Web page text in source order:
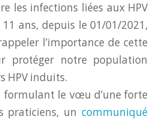
les infections liées aux HPV
ans, depuis le 01/01/2021,
l’importance de cette
protéger notre population
HPV induits.
formulant le vœu d’une forte
praticiens, uncommuniqué